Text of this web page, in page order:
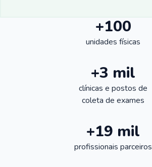
+100
unidades físicas
+3 mil
clínicas e postos de
coleta de exames
+19 mil
profissionais parceiros